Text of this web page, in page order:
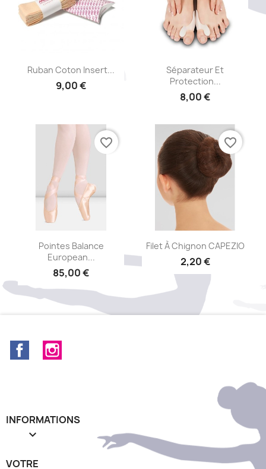
Aperçu rapide
Ruban Coton Insert...
9,00 €
Aperçu rapide
Séparateur Et
Protection...
8,00 €
Aperçu rapide
Pointes Balance
European...
85,00 €
favorite_border
 Aperçu rapide
Filet À Chignon CAPEZIO
2,20 €
favorite_border
Facebook
INFORMATIONS

VOTRE